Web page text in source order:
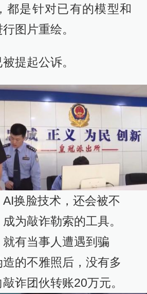
都是针对已有的模型和
图片重绘。
提起公诉。
换脸技术，还会被不
为敲诈勒索的工具。
有当事人遭遇到骗
的不雅照后，没有多
诈团伙转账20万元。